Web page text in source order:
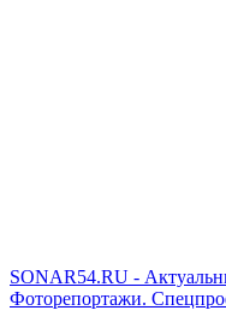
SONAR54.RU -
Фоторепортажи.